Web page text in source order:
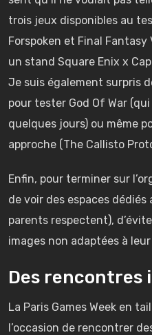
trois jeux disponibles au
Forspoken et Final Fantasy
un stand Square Enix x
Je suis également surpris
pour tester God Of War
quelques jours) ou même
approche (The Callisto
Enfin, pour terminer sur
de voir des espaces
parents respectent),
images non adaptées à leur
Des rencontres
La Paris Games Week en
l’occasion de rencontrer